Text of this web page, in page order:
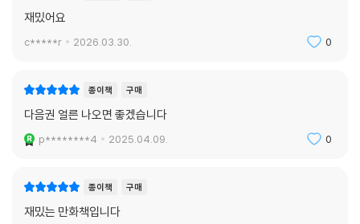
재밌어요
c*****r 2026.03.30. 0
종이책 구매
다음권 얼른 나오면 좋겠습니다
p********4 2025.04.09. 0
종이책 구매
재밌는 만화책입니다